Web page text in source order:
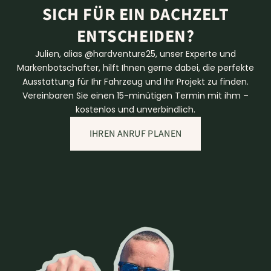
SICH FÜR EIN DACHZELT
ENTSCHEIDEN?
Julien, alias @hardventure25, unser Experte und
Markenbotschafter, hilft Ihnen gerne dabei, die perfekte
Ausstattung für Ihr Fahrzeug und Ihr Projekt zu finden.
Vereinbaren Sie einen 15-minütigen Termin mit ihm –
kostenlos und unverbindlich.
IHREN ANRUF PLANEN